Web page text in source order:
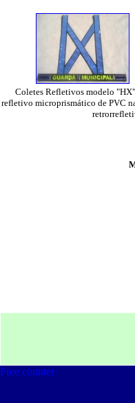
Coletes Refletivos modelo
refletivo microprismático de PVC